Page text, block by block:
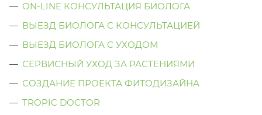
ON-LINE КОНСУЛЬТАЦИЯ БИОЛОГА
ВЫЕЗД БИОЛОГА С КОНСУЛЬТАЦИЕЙ
ВЫЕЗД БИОЛОГА C УХОДОМ
СЕРВИСНЫЙ УХОД ЗА РАСТЕНИЯМИ
СОЗДАНИЕ ПРОЕКТА ФИТОДИЗАЙНА
TROPIC DOCTOR